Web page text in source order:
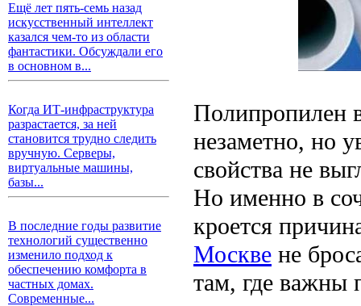
Ещё лет пять-семь назад
искусственный интеллект
казался чем-то из области
фантастики. Обсуждали его
в основном в...
Когда ИТ-инфраструктура
разрастается, за ней
становится трудно следить
вручную. Серверы,
виртуальные машины,
базы...
В последние годы развитие
технологий существенно
изменило подход к
обеспечению комфорта в
частных домах.
Современные...
Полипропилен
незаметно, но
свойства не
Но именно в
кроется
Москве не
там, где важны